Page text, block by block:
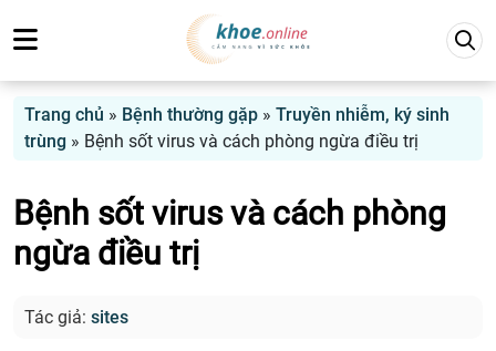
Trang chủ » Bệnh thường gặp » Truyền nhiễm, ký sinh
trùng » Bệnh sốt virus và cách phòng ngừa điều trị
Bệnh sốt virus và cách phòng
ngừa điều trị
Tác giả: sites